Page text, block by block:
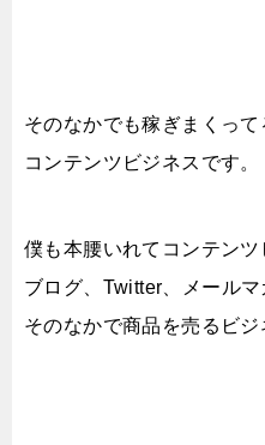
そのなかでも稼ぎまくって
コンテンツビジネスです。
僕も本腰いれてコンテンツ
ブログ、Twitter、メール
そのなかで商品を売るビジ